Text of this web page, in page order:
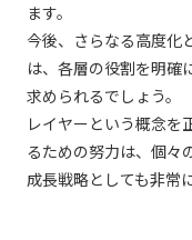
ます。
今後、さらなる高度化
は、各層の役割を明確
求められるでしょう。
レイヤーという概念を
るための努力は、個々
成長戦略としても非常